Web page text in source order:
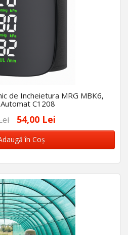
de Incheietura MRG MBK6,
C1208
54,00 Lei
în Coş